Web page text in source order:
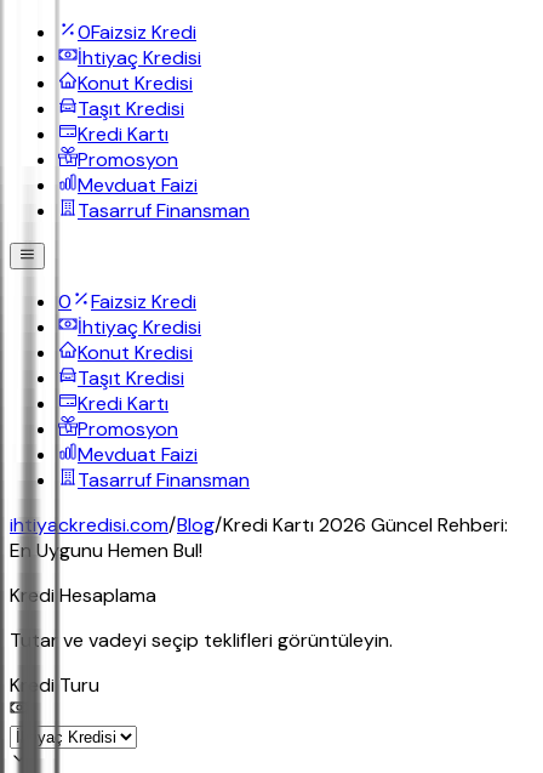
0Faizsiz Kredi
İhtiyaç Kredisi
Konut Kredisi
Taşıt Kredisi
Kredi Kartı
Promosyon
Mevduat Faizi
Tasarruf Finansman
0
Faizsiz Kredi
İhtiyaç Kredisi
Konut Kredisi
Taşıt Kredisi
Kredi Kartı
Promosyon
Mevduat Faizi
Tasarruf Finansman
ihtiyackredisi.com/Blog/Kredi Kartı 2026 Güncel Rehberi:
En Uygunu Hemen Bul!
Kredi Hesaplama
Tutar ve vadeyi seçip teklifleri görüntüleyin.
Kredi Turu